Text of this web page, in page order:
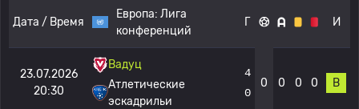
Дата / Время
Европа: Лига
конференций
Г И
23.07.2026
20:30
Вадуц
Атлетические
эскадрильи
4
0
0 0 0 0 В